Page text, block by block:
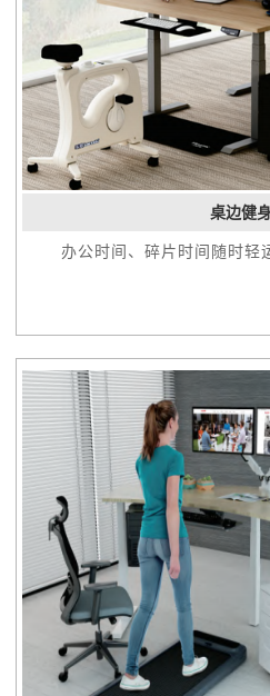
桌边健
办公时间、碎片时间随时轻运